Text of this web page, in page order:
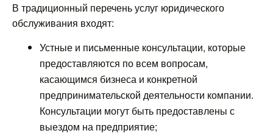
В традиционный перечень услуг юридического
обслуживания входят:
Устные и письменные консультации, которые
предоставляются по всем вопросам,
касающимся бизнеса и конкретной
предпринимательской деятельности компании.
Консультации могут быть предоставлены с
выездом на предприятие;